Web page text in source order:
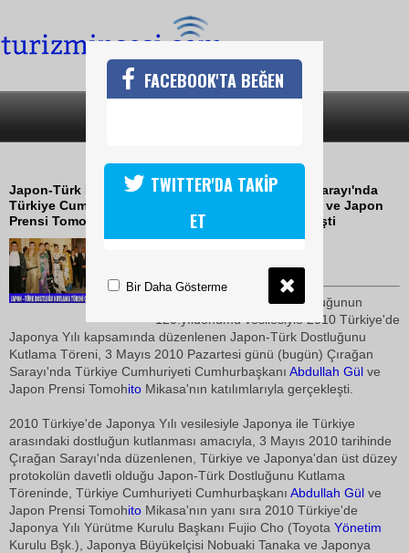
JAPON TÜRK DOSTLUĞU KUTLANDI
Japon-Türk Dostluğunu Kutlama Töreni,Çırağan Sarayı'nda
Türkiye Cumhuriyeti Cumhurbaşkanı Abdullah Gül ve Japon
Prensi Tomohito Mikasa'nın katılımlarıyla gerçekleşti
Japonya ile Türkiye'nin dostluğunun
120.yıldönümü vesilesiyle 2010 Türkiye'de
Japonya Yılı kapsamında düzenlenen Japon-Türk Dostluğunu
Kutlama Töreni, 3 Mayıs 2010 Pazartesi günü (bugün) Çırağan
Sarayı'nda Türkiye Cumhuriyeti Cumhurbaşkanı Abdullah Gül ve
Japon Prensi Tomohito Mikasa'nın katılımlarıyla gerçekleşti.
2010 Türkiye'de Japonya Yılı vesilesiyle Japonya ile Türkiye
arasındaki dostluğun kutlanması amacıyla, 3 Mayıs 2010 tarihinde
Çırağan Sarayı'nda düzenlenen, Türkiye ve Japonya'dan üst düzey
protokolün davetli olduğu Japon-Türk Dostluğunu Kutlama
Töreninde, Türkiye Cumhuriyeti Cumhurbaşkanı Abdullah Gül ve
Japon Prensi Tomohito Mikasa'nın yanı sıra 2010 Türkiye'de
Japonya Yılı Yürütme Kurulu Başkanı Fujio Cho (Toyota Yönetim
Kurulu Bşk.), Japonya Büyükelçisi Nobuaki Tanaka ve Japonya
FACEBOOK'TA BEĞEN
TWITTER'DA TAKİP
ET
Bir Daha Gösterme